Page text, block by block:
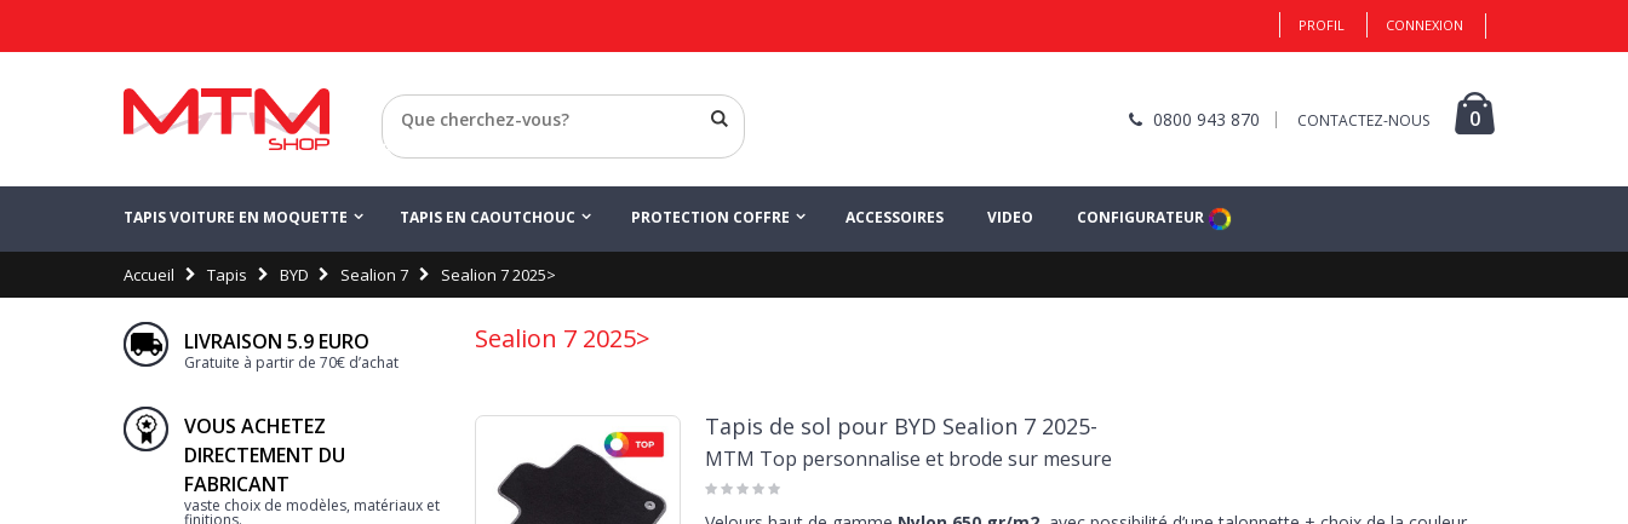
PROFIL CONNEXION
0800 943 870 CONTACTEZ-NOUS 0
Retour
TAPIS VOITURE EN MOQUETTE TAPIS EN CAOUTCHOUC PROTECTION COFFRE ACCESSOIRES VIDEO CONFIGURATEUR
Accueil Tapis BYD Sealion 7 Sealion 7 2025>
Sealion 7 2025>
Tapis de sol pour BYD Sealion 7 2025-
MTM Top personnalise et brode sur mesure
LIVRAISON 5.9 EURO
Gratuite à partir de 70€ d’achat
VOUS ACHETEZ
DIRECTEMENT DU
FABRICANT
vaste choix de modèles, matériaux et
finitions.